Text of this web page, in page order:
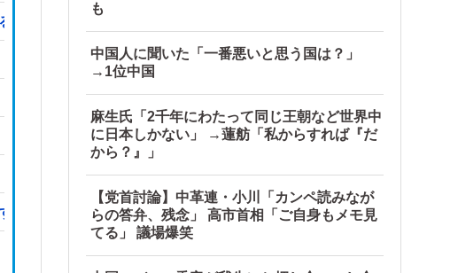
る人が続出中他
も
中国人に聞いた「一番悪いと思う国は？」
→1位中国
麻生氏「2千年にわたって同じ王朝など世界中
に日本しかない」 →蓮舫「私からすれば『だ
から？』」
【党首討論】中革連・小川「カンペ読みなが
らの答弁、残念」 高市首相「ご自身もメモ見
てる」 議場爆笑